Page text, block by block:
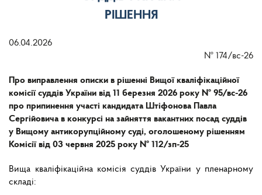
РІШЕННЯ
06.04.2026
№ 174/вс-26
Про виправлення описки в рішенні Вищої кваліфікаційної
комісії суддів України від 11 березня 2026 року № 95/вс-26
про припинення участі кандидата Штіфонова Павла
Сергійовича в конкурсі на зайняття вакантних посад суддів
у Вищому антикорупційному суді, оголошеному рішенням
Комісії від 03 червня 2025 року № 112/зп-25
Вища кваліфікаційна комісія суддів України у пленарному
складі: